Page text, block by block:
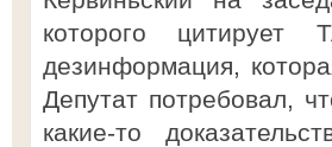
которого
дезинформация,
Депутат потребовал,
какие-то